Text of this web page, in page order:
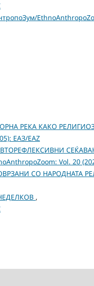
РЕКА КАКО
ЕАЗ/EAZ
Vol. 20
СО НАРОДНАТА
,